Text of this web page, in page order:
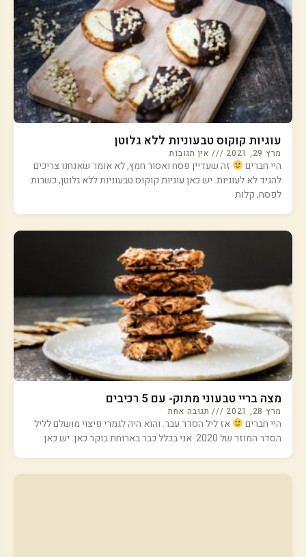
עוגיות קוקוס טבעוניות ללא גלוטן
מרץ 29, 2021 אין תגובות
היי חברים
זה שעדיין פסח ואסור חמץ, לא אומר שאנחנו צריכים
להגיד לא לעוגיות. יש כאן עוגיות קוקוס טבעוניות ללא גלוטן, כשרות
לפסח, קלות
מצה בריי טבעוני מתוק- עם 5 רכיבים
מרץ 28, 2021 תגובה אחת
היי חברים
אז ליל הסדר עבר. והוא היה לגמרי פיצוי מושלם לליל
הסדר המוזר של 2020. אני בכלל כבר בארוחת בוקר כאן. יש כאן